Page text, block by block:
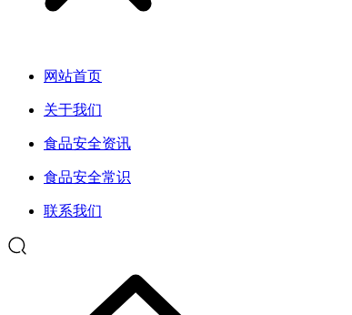
网站首页
关于我们
食品安全资讯
食品安全常识
联系我们